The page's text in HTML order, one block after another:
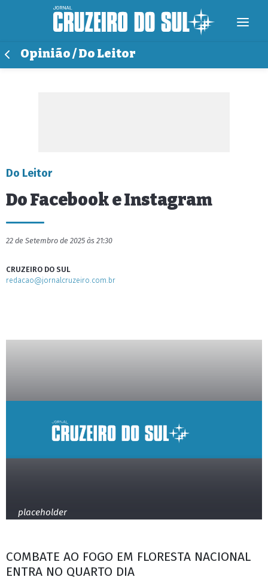
Opinião / Do Leitor
Do Leitor
Do Facebook e Instagram
22 de Setembro de 2025 às 21:30
CRUZEIRO DO SUL
redacao@jornalcruzeiro.com.br
placeholder
COMBATE AO FOGO EM FLORESTA NACIONAL
ENTRA NO QUARTO DIA